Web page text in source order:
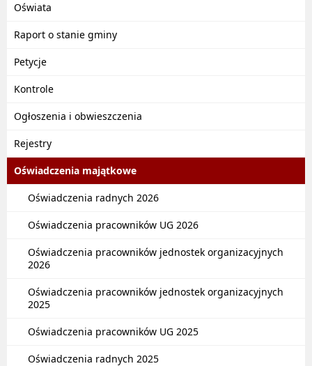
Oświata
Raport o stanie gminy
Petycje
Kontrole
Ogłoszenia i obwieszczenia
Rejestry
Oświadczenia majątkowe
Oświadczenia radnych 2026
Oświadczenia pracowników UG 2026
Oświadczenia pracowników jednostek organizacyjnych
2026
Oświadczenia pracowników jednostek organizacyjnych
2025
Oświadczenia pracowników UG 2025
Oświadczenia radnych 2025